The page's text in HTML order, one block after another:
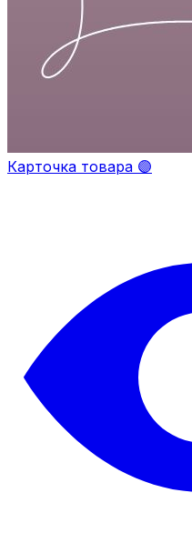
Карточка товара 🟣